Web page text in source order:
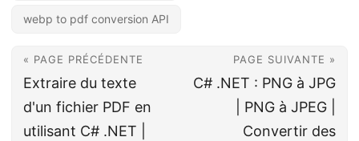
webp to pdf conversion API
« PAGE PRÉCÉDENTE
Extraire du texte
d'un fichier PDF en
utilisant C# .NET |
PAGE SUIVANTE »
C# .NET : PNG à JPG
| PNG à JPEG |
Convertir des